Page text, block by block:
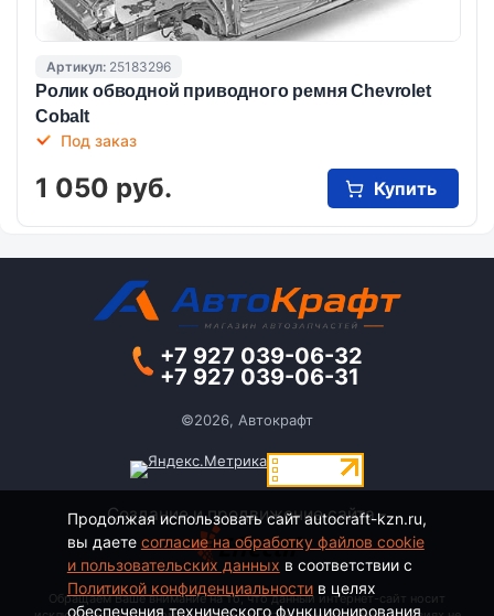
Артикул: 25183296
Ролик обводной приводного ремня Chevrolet
Cobalt
Под заказ
1 050 руб. Купить
+7 927 039-06-32
+7 927 039-06-31
©2026, Автокрафт
Создание и продвижение сайта -
Обращаем Ваше внимание на то, что данный интернет-сайт носит
Продолжая использовать сайт autocraft-kzn.ru,
вы даете согласие на обработку файлов cookie
и пользовательских данных в соответствии с
Политикой конфиденциальностив целях
обеспечения технического функционирования